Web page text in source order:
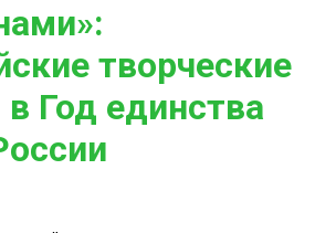
творческие
Год единства